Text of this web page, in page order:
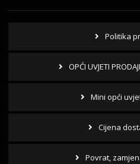
Politika
OPĆI UVJETI
Mini opći
Cijena
Povrat,